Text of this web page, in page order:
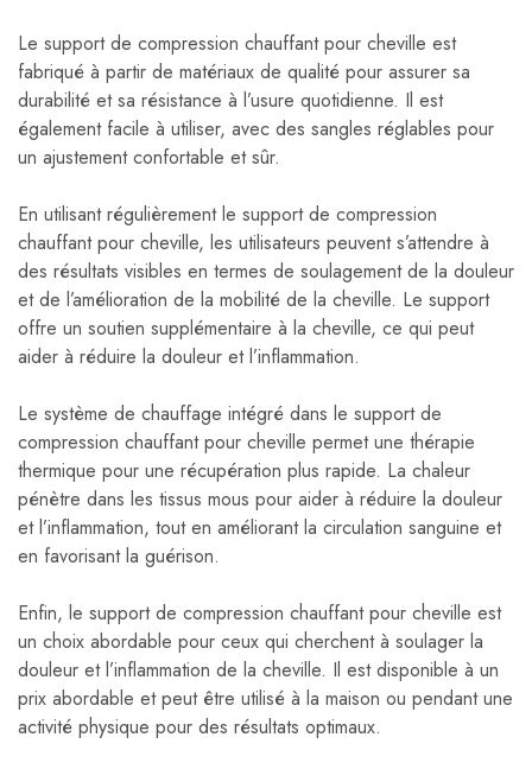
Le support de compression chauffant pour cheville est
fabriqué à partir de matériaux de qualité pour assurer sa
durabilité et sa résistance à l’usure quotidienne. Il est
également facile à utiliser, avec des sangles réglables pour
un ajustement confortable et sûr.
En utilisant régulièrement le support de compression
chauffant pour cheville, les utilisateurs peuvent s’attendre à
des résultats visibles en termes de soulagement de la douleur
et de l’amélioration de la mobilité de la cheville. Le support
offre un soutien supplémentaire à la cheville, ce qui peut
aider à réduire la douleur et l’inflammation.
Le système de chauffage intégré dans le support de
compression chauffant pour cheville permet une thérapie
thermique pour une récupération plus rapide. La chaleur
pénètre dans les tissus mous pour aider à réduire la douleur
et l’inflammation, tout en améliorant la circulation sanguine et
en favorisant la guérison.
Enfin, le support de compression chauffant pour cheville est
un choix abordable pour ceux qui cherchent à soulager la
douleur et l’inflammation de la cheville. Il est disponible à un
prix abordable et peut être utilisé à la maison ou pendant une
activité physique pour des résultats optimaux.